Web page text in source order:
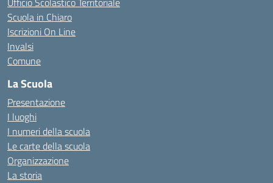
Scuola in Chiaro
Iscrizioni On Line
Invalsi
Comune
La Scuola
Presentazione
I luoghi
I numeri della scuola
Le carte della scuola
Organizzazione
La storia